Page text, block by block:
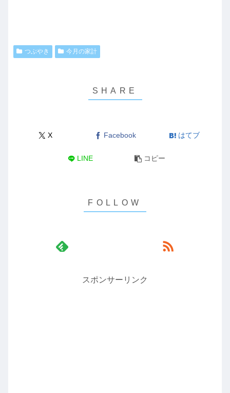
つぶやき 今月の家計
X Facebook はてブ
LINE コピー
スポンサーリンク